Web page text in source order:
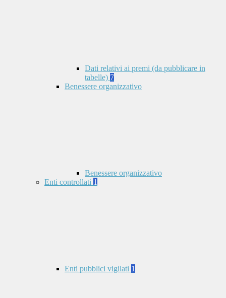
Dati relativi ai premi (da pubblicare in
tabelle) 7
Benessere organizzativo
Benessere organizzativo
Enti controllati 1
Enti pubblici vigilati 1